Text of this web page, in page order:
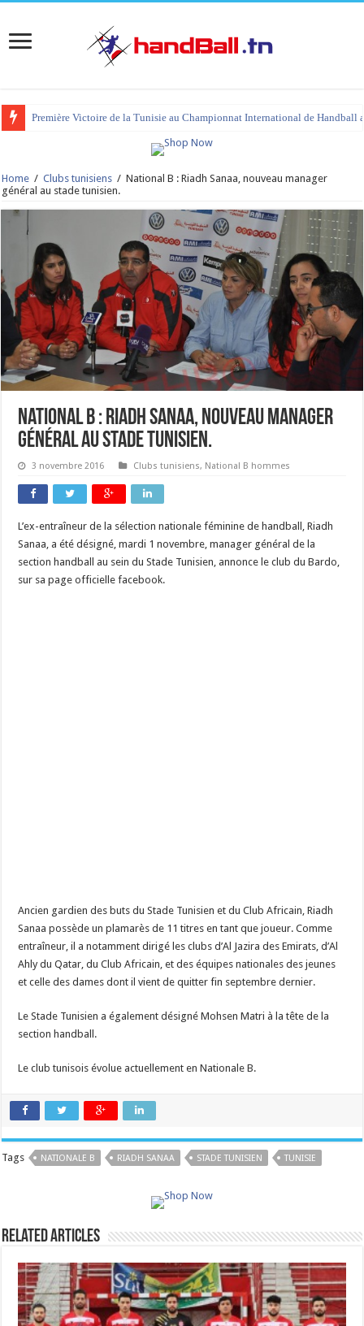
Première Victoire de la Tunisie au Championnat International de Handball
tournoi international Hammamet 2023 : programme et liste des joueurs
Home / Clubs tunisiens / National B : Riadh Sanaa, nouveau manager
général au stade tunisien.
National B : Riadh Sanaa, nouveau manager
général au stade tunisien.
3 novembre 2016 Clubs tunisiens, National B hommes
L’ex-entraîneur de la sélection nationale féminine de handball, Riadh
Sanaa, a été désigné, mardi 1 novembre, manager général de la
section handball au sein du Stade Tunisien, annonce le club du Bardo,
sur sa page officielle facebook.
Ancien gardien des buts du Stade Tunisien et du Club Africain, Riadh
Sanaa possède un plamarès de 11 titres en tant que joueur. Comme
entraîneur, il a notamment dirigé les clubs d’Al Jazira des Emirats, d’Al
Ahly du Qatar, du Club Africain, et des équipes nationales des jeunes
et celle des dames dont il vient de quitter fin septembre dernier.
Le Stade Tunisien a également désigné Mohsen Matri à la tête de la
section handball.
Le club tunisois évolue actuellement en Nationale B.
Tags NATIONALE B RIADH SANAA STADE TUNISIEN TUNISIE
Related Articles